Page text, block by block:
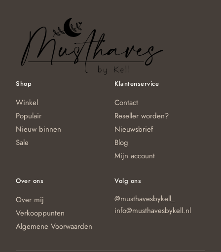
Shop
Winkel
Populair
Nieuw binnen
Sale
Klantenservice
Contact
Reseller worden?
Nieuwsbrief
Blog
Mijn account
Over ons
Over mij
Verkooppunten
Algemene Voorwaarden
Volg ons
@musthavesbykell_
info@musthavesbykell.nl